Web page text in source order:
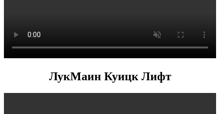
ЛукМаин Куицк Лифт